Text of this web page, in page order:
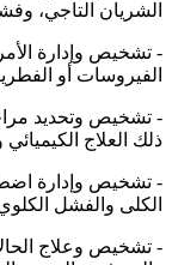
الشريان التاجي،
- تشخيص وإدارة
الفيروسات أو
- تشخيص وتحديد
ذلك العلاج الكيميائي
- تشخيص وإدارة
الكلى والفشل
- تشخيص وعلاج